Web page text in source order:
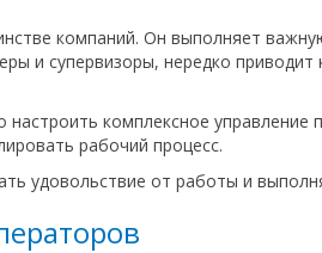
компаний. Он выполняет
и супервизоры, нередко приводит
комплексное управление
рабочий процесс.
удовольствие от работы и